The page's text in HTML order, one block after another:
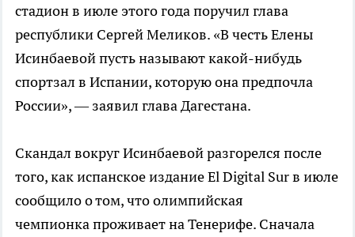
стадион в июле этого года поручил глава
республики Сергей Меликов. «В честь Елены
Исинбаевой пусть называют какой-нибудь
спортзал в Испании, которую она предпочла
России», — заявил глава Дагестана.
Скандал вокруг Исинбаевой разгорелся после
того, как испанское издание El Digital Sur в июле
сообщило о том, что олимпийская
чемпионка проживает на Тенерифе. Сначала